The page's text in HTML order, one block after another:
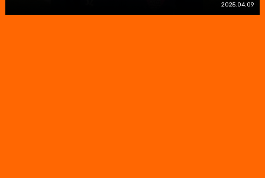
2025.04.09